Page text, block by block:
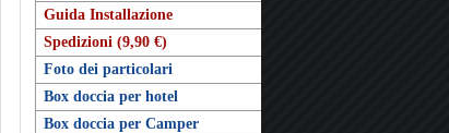
Guida Installazione
Spedizioni (9,90 €)
Foto dei particolari
Box doccia per hotel
Box doccia per Camper